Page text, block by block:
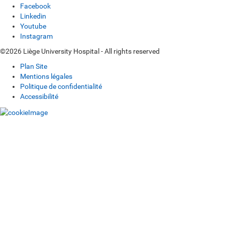
Facebook
Linkedin
Youtube
Instagram
©2026 Liège University Hospital - All rights reserved
Plan Site
Mentions légales
Politique de confidentialité
Accessibilité